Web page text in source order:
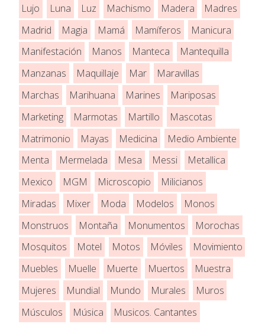
Lujo
Luna Luz Machismo Madera
Madres
Madrid
Magia Mamá Mamíferos
Manicura
Manifestación
Manos Manteca
Mantequilla
Manzanas
Maquillaje Mar
Maravillas
Marchas
Marihuana Marines
Mariposas
Marketing
Marmotas Martillo
Mascotas
Matrimonio
Mayas Medicina
Medio Ambiente
Menta
Mermelada Mesa Messi
Metallica
Mexico
MGM Microscopio
Milicianos
Miradas
Mixer Moda Modelos
Monos
Monstruos
Montaña Monumentos
Morochas
Mosquitos
Motel Motos Móviles
Movimiento
Muebles
Muelle Muerte Muertos
Muestra
Mujeres
Mundial Mundo Murales
Muros
Músculos
Música Musicos. Cantantes